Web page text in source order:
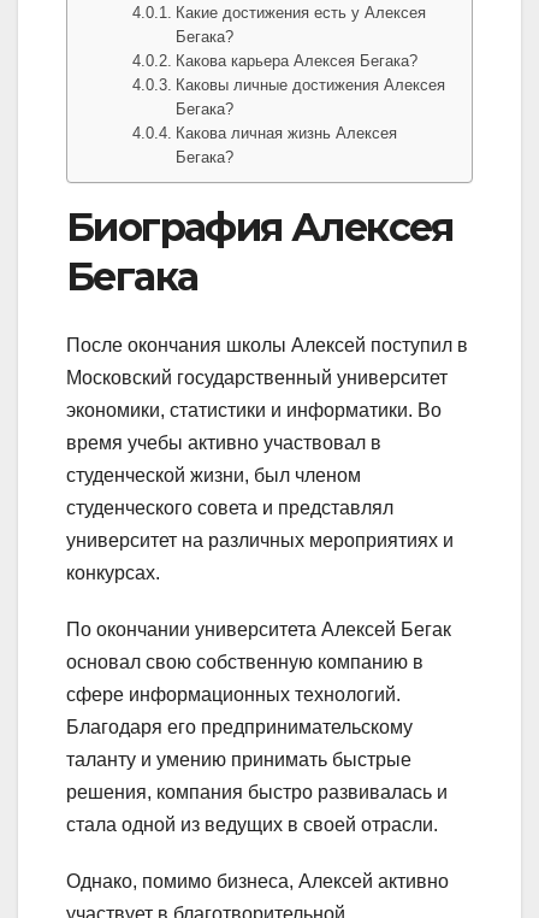
Какие достижения есть у Алексея
Бегака?
Какова карьера Алексея Бегака?
Каковы личные достижения Алексея
Бегака?
Какова личная жизнь Алексея
Бегака?
Биография Алексея
Бегака
После окончания школы Алексей поступил в
Московский государственный университет
экономики, статистики и информатики. Во
время учебы активно участвовал в
студенческой жизни, был членом
студенческого совета и представлял
университет на различных мероприятиях и
конкурсах.
По окончании университета Алексей Бегак
основал свою собственную компанию в
сфере информационных технологий.
Благодаря его предпринимательскому
таланту и умению принимать быстрые
решения, компания быстро развивалась и
стала одной из ведущих в своей отрасли.
Однако, помимо бизнеса, Алексей активно
участвует в благотворительной